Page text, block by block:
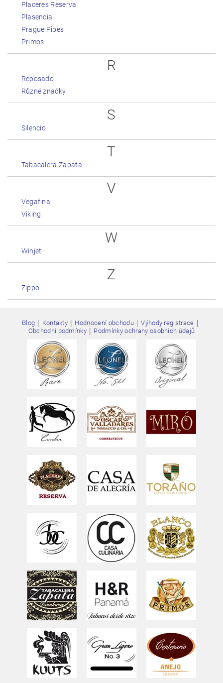
Placeres Reserva
Plasencia
Prague Pipes
Primos
R
Reposado
Různé značky
S
Silencio
T
Tabacalera Zapata
V
Vegafina
Viking
W
Winjet
Z
Zippo
Blog Kontakty Hodnocení obchodu Výhody registrace
Obchodní podmínky Podmínky ochrany osobních údajů